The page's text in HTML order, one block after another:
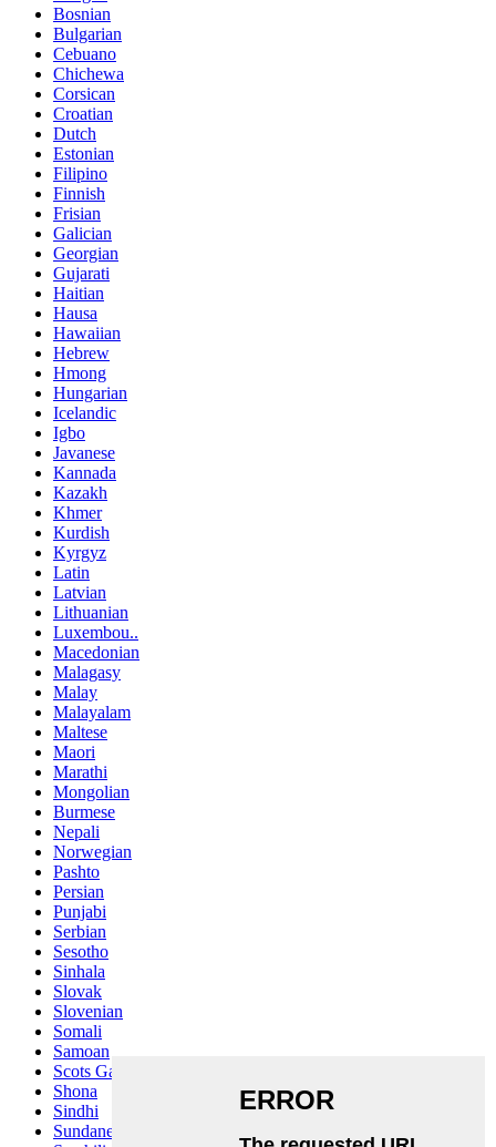
Bosnian
Bulgarian
Cebuano
Chichewa
Corsican
Croatian
Dutch
Estonian
Filipino
Finnish
Frisian
Galician
Georgian
Gujarati
Haitian
Hausa
Hawaiian
Hebrew
Hmong
Hungarian
Icelandic
Igbo
Javanese
Kannada
Kazakh
Khmer
Kurdish
Kyrgyz
Latin
Latvian
Lithuanian
Luxembou..
Macedonian
Malagasy
Malay
Malayalam
Maltese
Maori
Marathi
Mongolian
Burmese
Nepali
Norwegian
Pashto
Persian
Punjabi
Serbian
Sesotho
Sinhala
Slovak
Slovenian
Somali
Samoan
Scots Gaelic
Shona
Sindhi
Sundanese